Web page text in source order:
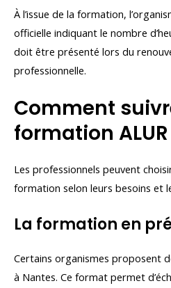
À l’issue de la formation,
officielle indiquant le nombre
doit être présenté lors du
professionnelle.
Comment
formation
Les professionnels peuvent
formation selon leurs besoins et
La formation en
Certains organismes proposent
à Nantes. Ce format permet